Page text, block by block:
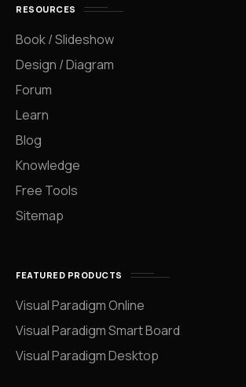
RESOURCES
Book / Slideshow
Design / Diagram
Forum
Learn
Blog
Knowledge
Free Tools
Sitemap
FEATURED PRODUCTS
Visual Paradigm Online
Visual Paradigm Smart Board
Visual Paradigm Desktop